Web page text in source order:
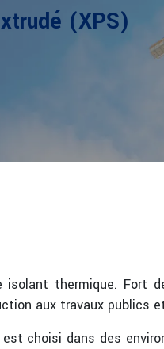
(XPS)
thermique. Fort
aux travaux publics
choisi dans des